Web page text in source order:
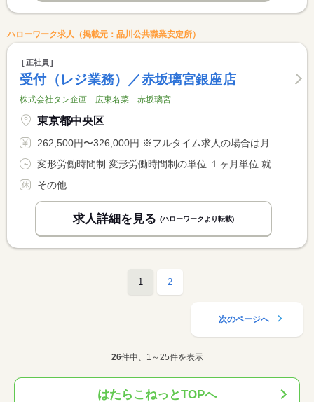
ハローワーク求人（掲載元：品川公共職業安定所）
正社員
受付（レジ業務）／赤坂璃宮銀座店
株式会社タン企画 広東名菜 赤坂璃宮
東京都中央区
262,500円〜326,000円 ※フルタイム求人の場合は月額（換算額）、パート求人の場合は時間額を表示しています。
その他
求人詳細を見る (ハローワークより転載)
1 2
次のページへ
26件中、1～25件を表示
はたらこねっとTOPへ